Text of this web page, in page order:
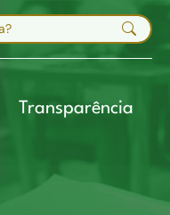
Mapa do site
Transparência